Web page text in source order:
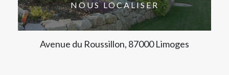
NOUS LOCALISER
Avenue du Roussillon, 87000 Limoges